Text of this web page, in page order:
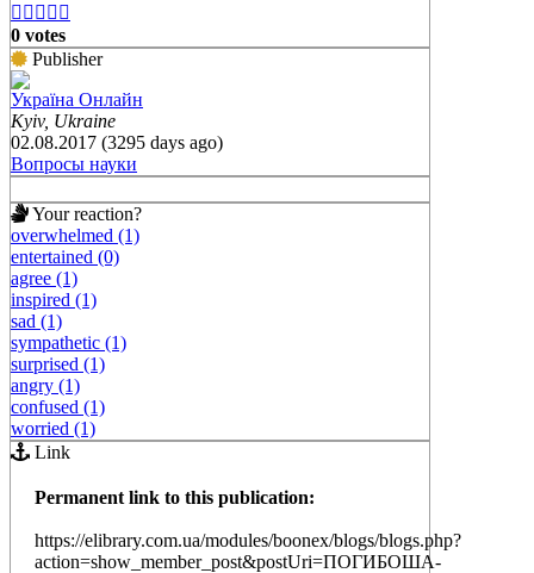
    
0 votes
Publisher
Україна Онлайн
Kyiv, Ukraine
02.08.2017 (3295 days ago)
Вопросы науки
Your reaction?
overwhelmed (1)
entertained (0)
agree (1)
inspired (1)
sad (1)
sympathetic (1)
surprised (1)
angry (1)
confused (1)
worried (1)
Link
Permanent link to this publication:
https://elibrary.com.ua/modules/boonex/blogs/blogs.php?
action=show_member_post&postUri=ПОГИБОША-